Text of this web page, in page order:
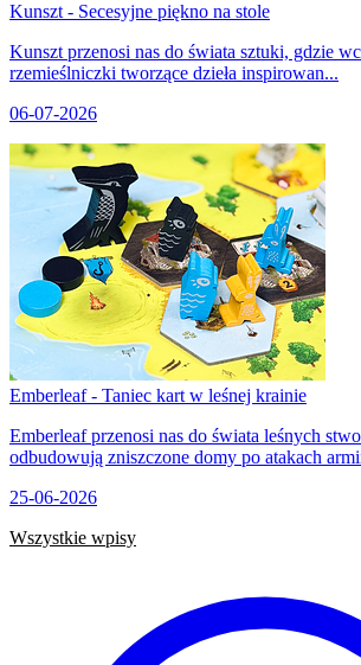
Kunszt - Secesyjne piękno na stole
Kunszt przenosi nas do świata sztuki, gdzie
rzemieślniczki tworzące dzieła inspirowan...
06-07-2026
Emberleaf - Taniec kart w leśnej krainie
Emberleaf przenosi nas do świata leśnych
odbudowują zniszczone domy po atakach
25-06-2026
Wszystkie wpisy